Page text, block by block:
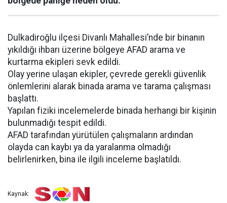
Dulkadiroğlu ilçesi Divanlı Mahallesi’nde bir binanın
yıkıldığı ihbarı üzerine bölgeye AFAD arama ve
kurtarma ekipleri sevk edildi.
Olay yerine ulaşan ekipler, çevrede gerekli güvenlik
önlemlerini alarak binada arama ve tarama çalışması
başlattı.
Yapılan fiziki incelemelerde binada herhangi bir kişinin
bulunmadığı tespit edildi.
AFAD tarafından yürütülen çalışmaların ardından
olayda can kaybı ya da yaralanma olmadığı
belirlenirken, bina ile ilgili inceleme başlatıldı.
Kaynak: